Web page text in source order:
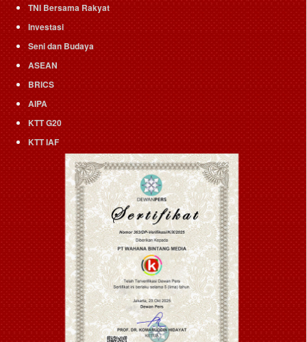
TNI Bersama Rakyat
Investasi
Seni dan Budaya
ASEAN
BRICS
AIPA
KTT G20
KTT IAF